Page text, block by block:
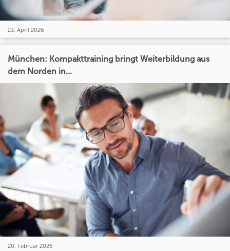
23. April 2026
München: Kompakttraining bringt Weiterbildung aus
dem Norden in...
20. Februar 2026